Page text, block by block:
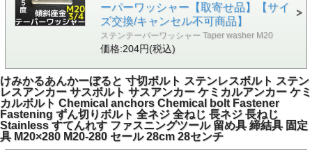
ーパーワッシャー【取寄せ品】【サイ
ズ交換/キャンセル不可商品】
ステンテーパーワッシャー Taper washer M20
価格:204円(税込)
けみかるあんかーぼると 寸切ボルト ステンレスボルト ステン
レスアンカー サスボルト サスアンカー ケミカルアンカー ケミ
カルボルト Chemical anchors Chemical bolt Fastener
Fastening ずん切りボルト 全ネジ 全ねじ 長ネジ 長ねじ
Stainless すてんれす ファスニングツール 留め具 締結具 固定
具 M20×280 M20-280 セール 28cm 28センチ